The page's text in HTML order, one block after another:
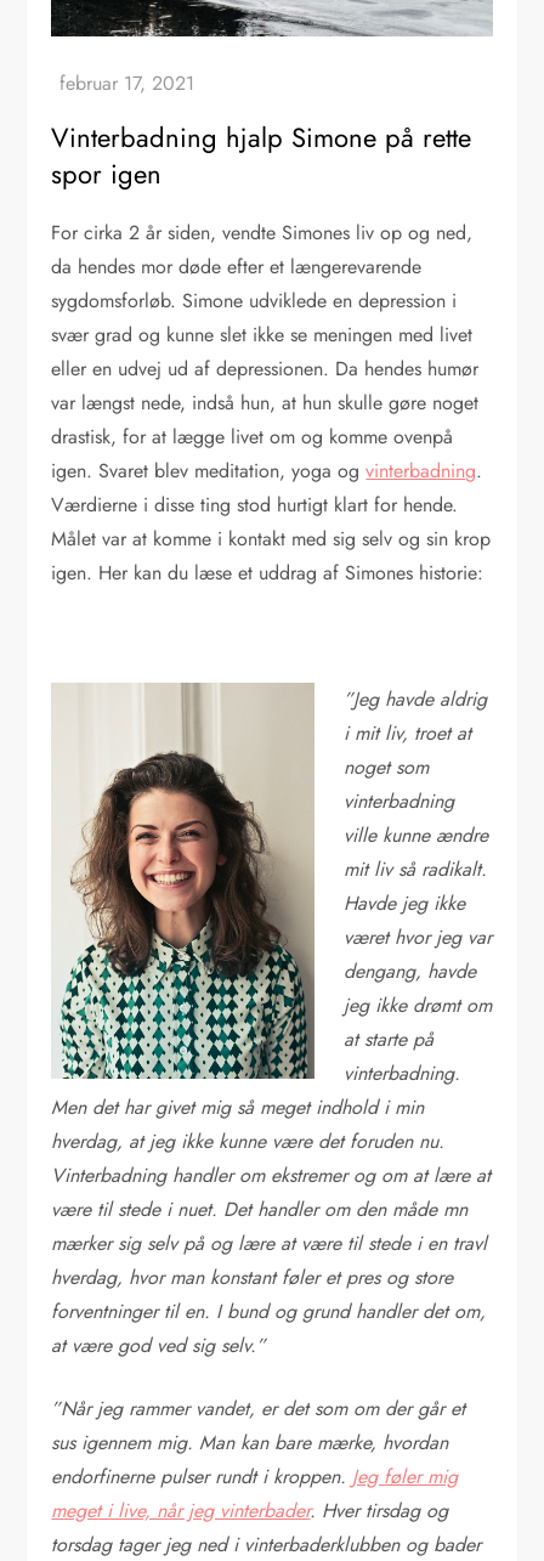
Vinterbadning hjalp Simone på rette
spor igen
For cirka 2 år siden, vendte Simones liv op og ned,
da hendes mor døde efter et længerevarende
sygdomsforløb. Simone udviklede en depression i
svær grad og kunne slet ikke se meningen med livet
eller en udvej ud af depressionen. Da hendes humør
var længst nede, indså hun, at hun skulle gøre noget
drastisk, for at lægge livet om og komme ovenpå
igen. Svaret blev meditation, yoga ogvinterbadning.
Værdierne i disse ting stod hurtigt klart for hende.
Målet var at komme i kontakt med sig selv og sin krop
igen. Her kan du læse et uddrag af Simones historie:
”Jeg havde aldrig
i mit liv, troet at
noget som
vinterbadning
ville kunne ændre
mit liv så radikalt.
Havde jeg ikke
været hvor jeg var
dengang, havde
jeg ikke drømt om
at starte på
vinterbadning.
Men det har givet mig så meget indhold i min
hverdag, at jeg ikke kunne være det foruden nu.
Vinterbadning handler om ekstremer og om at lære at
være til stede i nuet. Det handler om den måde mn
mærker sig selv på og lære at være til stede i en travl
hverdag, hvor man konstant føler et pres og store
forventninger til en. I bund og grund handler det om,
at være god ved sig selv.”
”Når jeg rammer vandet, er det som om der går et
sus igennem mig. Man kan bare mærke, hvordan
endorfinerne pulser rundt i kroppen. Jeg føler mig
meget i live, når jeg vinterbader. Hver tirsdag og
torsdag tager jeg ned i vinterbaderklubben og bader